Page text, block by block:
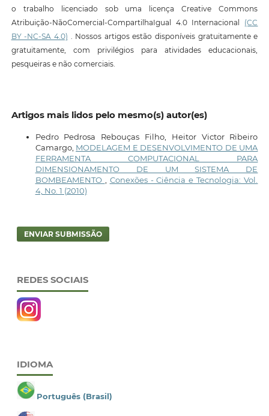
o trabalho licenciado sob uma licença Creative Commons
Atribuição-NãoComercial-CompartilhaIgual 4.0 Internacional (CC
BY -NC-SA 4.0) . Nossos artigos estão disponíveis gratuitamente e
gratuitamente, com privilégios para atividades educacionais,
pesqueiras e não comerciais.
Artigos mais lidos pelo mesmo(s) autor(es)
Pedro Pedrosa Rebouças Filho, Heitor Victor Ribeiro
Camargo, MODELAGEM E DESENVOLVIMENTO DE UMA
FERRAMENTA COMPUTACIONAL PARA
DIMENSIONAMENTO DE UM SISTEMA DE
BOMBEAMENTO , Conexões - Ciência e Tecnologia: Vol.
4, No. 1 (2010)
ENVIAR SUBMISSÃO
REDES SOCIAIS
IDIOMA
Português (Brasil)